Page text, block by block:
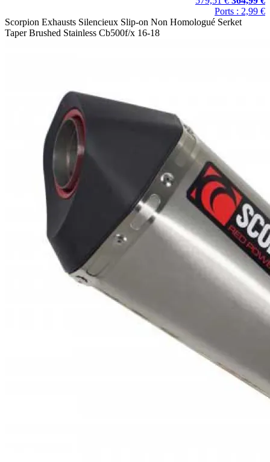
Ports : 2,99 €
Scorpion Exhausts Silencieux Slip-on Non Homologué Serket
Taper Brushed Stainless Cb500f/x 16-18